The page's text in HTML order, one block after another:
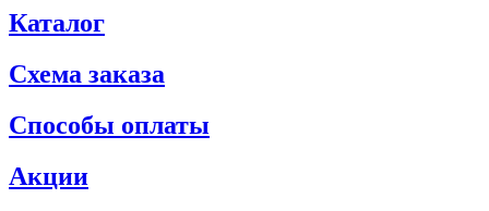
Каталог
Схема заказа
Способы оплаты
Акции